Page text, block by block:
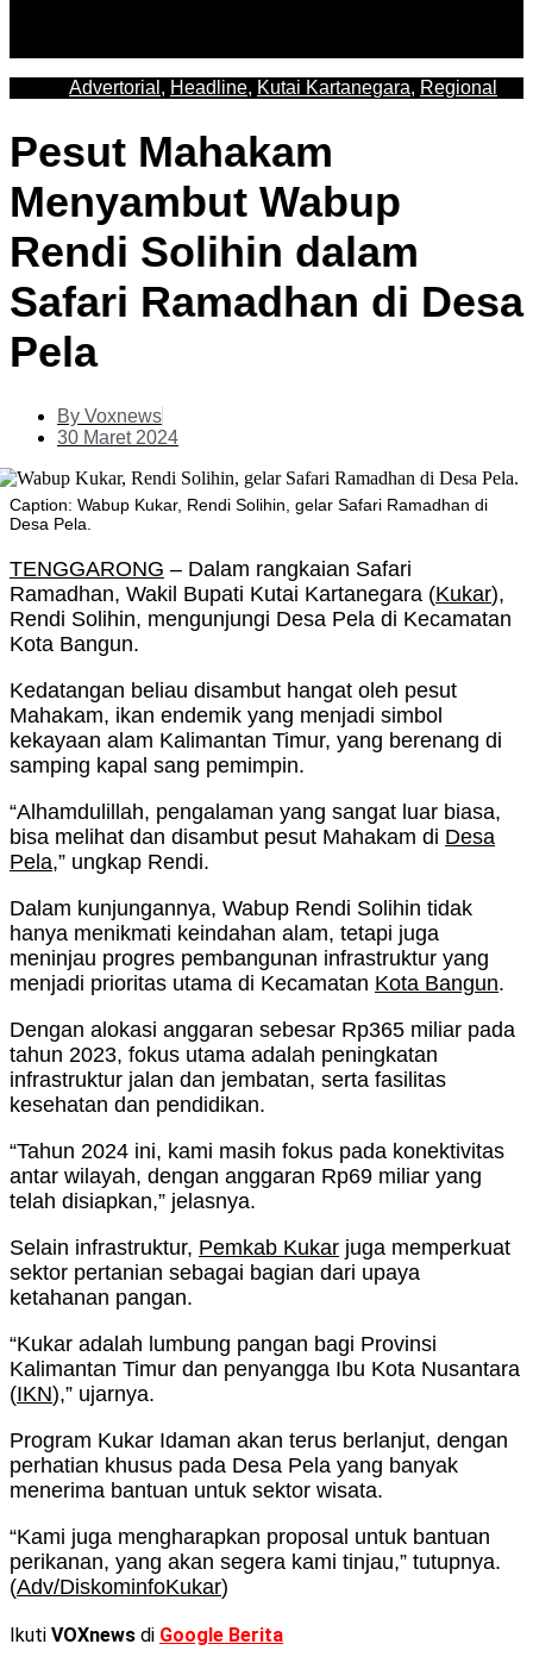
Advertorial , Headline, Kutai Kartanegara, Regional
Pesut Mahakam
Menyambut Wabup
Rendi Solihin dalam
Safari Ramadhan di Desa
Pela
By Voxnews
30 Maret 2024
Caption: Wabup Kukar, Rendi Solihin, gelar Safari Ramadhan di
Desa Pela.
TENGGARONG – Dalam rangkaian Safari
Ramadhan, Wakil Bupati Kutai Kartanegara (Kukar),
Rendi Solihin, mengunjungi Desa Pela di Kecamatan
Kota Bangun.
Kedatangan beliau disambut hangat oleh pesut
Mahakam, ikan endemik yang menjadi simbol
kekayaan alam Kalimantan Timur, yang berenang di
samping kapal sang pemimpin.
“Alhamdulillah, pengalaman yang sangat luar biasa,
bisa melihat dan disambut pesut Mahakam di Desa
Pela,” ungkap Rendi.
Dalam kunjungannya, Wabup Rendi Solihin tidak
hanya menikmati keindahan alam, tetapi juga
meninjau progres pembangunan infrastruktur yang
menjadi prioritas utama di Kecamatan Kota Bangun.
Dengan alokasi anggaran sebesar Rp365 miliar pada
tahun 2023, fokus utama adalah peningkatan
infrastruktur jalan dan jembatan, serta fasilitas
kesehatan dan pendidikan.
“Tahun 2024 ini, kami masih fokus pada konektivitas
antar wilayah, dengan anggaran Rp69 miliar yang
telah disiapkan,” jelasnya.
Selain infrastruktur, Pemkab Kukar juga memperkuat
sektor pertanian sebagai bagian dari upaya
ketahanan pangan.
“Kukar adalah lumbung pangan bagi Provinsi
Kalimantan Timur dan penyangga Ibu Kota Nusantara
(IKN),” ujarnya.
Program Kukar Idaman akan terus berlanjut, dengan
perhatian khusus pada Desa Pela yang banyak
menerima bantuan untuk sektor wisata.
“Kami juga mengharapkan proposal untuk bantuan
perikanan, yang akan segera kami tinjau,” tutupnya.
(Adv/DiskominfoKukar)
Ikuti VOXnews di Google Berita